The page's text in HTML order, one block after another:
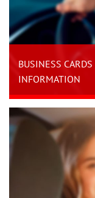
BUSINESS
INFORMATION